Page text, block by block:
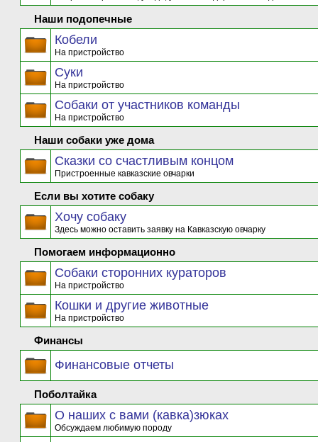
Наши подопечные
Кобели
На пристройство
Суки
На пристройство
Собаки от участников команды
На пристройство
Наши собаки уже дома
Сказки со счастливым концом
Пристроенные кавказские овчарки
Если вы хотите собаку
Хочу собаку
Здесь можно оставить заявку на Кавказскую овчарку
Помогаем информационно
Собаки сторонних кураторов
На пристройство
Кошки и другие животные
На пристройство
Финансы
Финансовые отчеты
Поболтайка
О наших с вами (кавка)зюках
Обсуждаем любимую породу